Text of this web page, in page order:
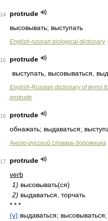
14
protrude
высовывать; выступать
English-russian biological dictionary
15
protrude
выступать, высовываться,
English-Russian dictionary of terms
protrude
16
protrude
обнажать; выдаваться;
Англо-русский словарь дорожника
17
protrude
verb
1) высовывать(ся)
2) выдаваться, торчать
* * *
(v) выдаваться;